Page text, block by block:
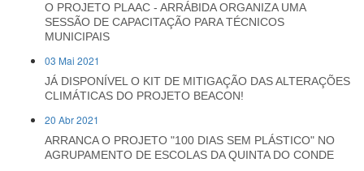
O PROJETO PLAAC - ARRÁBIDA ORGANIZA UMA
SESSÃO DE CAPACITAÇÃO PARA TÉCNICOS
MUNICIPAIS
03 Mai 2021
JÁ DISPONÍVEL O KIT DE MITIGAÇÃO DAS ALTERAÇÕES
CLIMÁTICAS DO PROJETO BEACON!
20 Abr 2021
ARRANCA O PROJETO "100 DIAS SEM PLÁSTICO" NO
AGRUPAMENTO DE ESCOLAS DA QUINTA DO CONDE